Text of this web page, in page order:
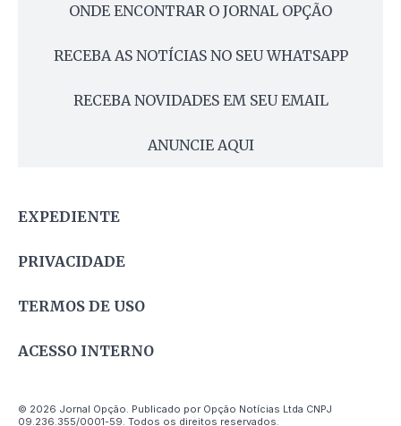
ONDE ENCONTRAR O JORNAL OPÇÃO
RECEBA AS NOTÍCIAS NO SEU WHATSAPP
RECEBA NOVIDADES EM SEU EMAIL
ANUNCIE AQUI
EXPEDIENTE
PRIVACIDADE
TERMOS DE USO
ACESSO INTERNO
© 2026 Jornal Opção. Publicado por Opção Notícias Ltda CNPJ
09.236.355/0001-59. Todos os direitos reservados.